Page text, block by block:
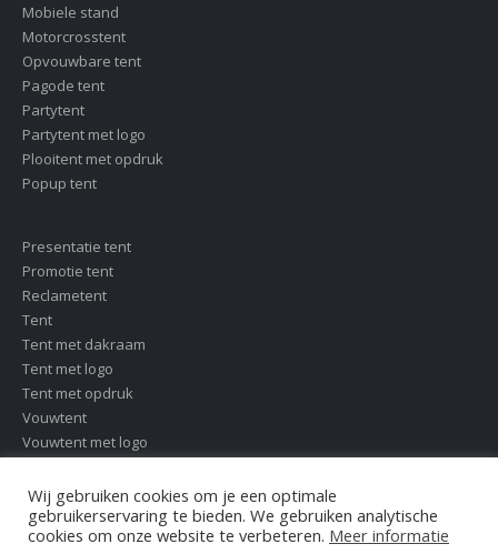
Mobiele stand
Motorcrosstent
Opvouwbare tent
Pagode tent
Partytent
Partytent met logo
Plooitent met opdruk
Popup tent
Presentatie tent
Promotie tent
Reclametent
Tent
Tent met dakraam
Tent met logo
Tent met opdruk
Vouwtent
Vouwtent met logo
Wij gebruiken cookies om je een optimale
gebruikerservaring te bieden. We gebruiken analytische
cookies om onze website te verbeteren. Meer informatie